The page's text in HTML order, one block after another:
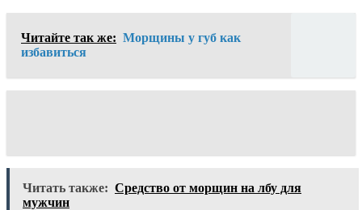
Читайте так же: Морщины у губ как
избавиться
Читать также: Средство от морщин на лбу для
мужчин